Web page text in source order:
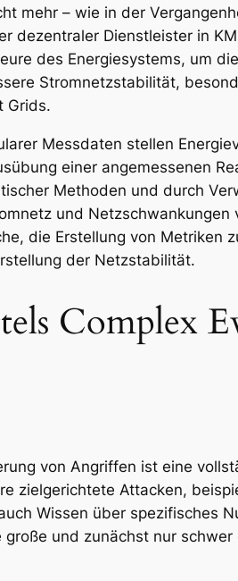
mehr – wie in der
dezentraler Dienstleister in
des Energiesystems, um
Stromnetzstabilität,
Grids.
Messdaten stellen
einer angemessenen
Methoden und durch
und
die Erstellung von Metriken
der Netzstabilität.
Complex
von Angriffen ist eine
zielgerichtete Attacken,
Wissen über spezifisches
und zunächst nur